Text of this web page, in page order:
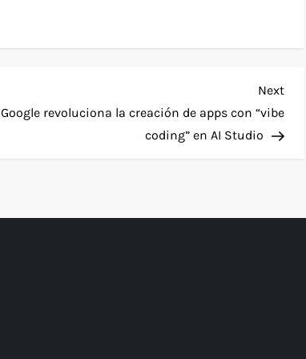
Next
Google revoluciona la creación de apps con “vibe
coding” en AI Studio